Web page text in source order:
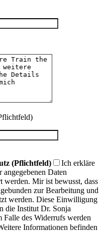
(Pflichtfeld)
Ich erkläre
Daten
werden. Mir ist bewusst, dass
zur Bearbeitung und
werden. Diese Einwilligung
die Institut Dr. Sonja
des Widerrufs werden
Informationen befinden